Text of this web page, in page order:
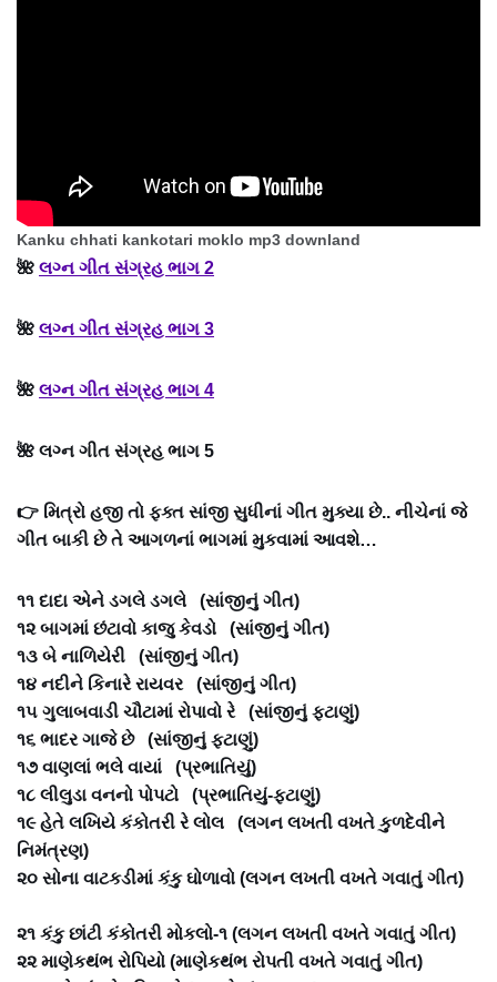
Kanku chhati kankotari moklo mp3 downland
🌺 લગ્ન ગીત સંગ્રહ ભાગ 2
🌺 લગ્ન ગીત સંગ્રહ ભાગ 3
🌺 લગ્ન ગીત સંગ્રહ ભાગ 4
🌺 લગ્ન ગીત સંગ્રહ ભાગ 5
👉 મિત્રો હજી તો ફક્ત સાંજી સુધીનાં ગીત મુક્યા છે.. નીચેનાં જે
ગીત બાકી છે તે આગળનાં ભાગમાં મુકવામાં આવશે…
૧૧ દાદા એને ડગલે ડગલે (સાંજીનું ગીત)
૧૨ બાગમાં છંટાવો કાજુ કેવડો (સાંજીનું ગીત)
૧૩ બે નાળિયેરી (સાંજીનું ગીત)
૧૪ નદીને કિનારે રાયવર (સાંજીનું ગીત)
૧૫ ગુલાબવાડી ચૌટામાં રોપાવો રે (સાંજીનું ફટાણું)
૧૬ ભાદર ગાજે છે (સાંજીનું ફટાણું)
૧૭ વાણલાં ભલે વાયાં (પ્રભાતિયું)
૧૮ લીલુડા વનનો પોપટો (પ્રભાતિયું-ફટાણું)
૧૯ હેતે લખિયે કંકોતરી રે લોલ (લગન લખતી વખતે કુળદેવીને
નિમંત્રણ)
૨૦ સોના વાટકડીમાં કંકુ ઘોળાવો (લગન લખતી વખતે ગવાતું ગીત)
૨૧ કંકુ છાંટી કંકોતરી મોકલો-૧ (લગન લખતી વખતે ગવાતું ગીત)
૨૨ માણેકથંભ રોપિયો (માણેકથંભ રોપતી વખતે ગવાતું ગીત)